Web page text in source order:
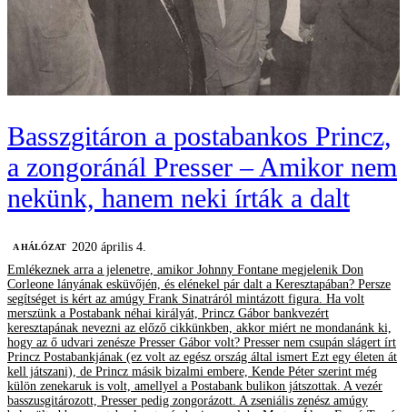
Basszgitáron a postabankos Princz,
a zongoránál Presser – Amikor nem
nekünk, hanem neki írták a dalt
A HÁLÓZAT 2020 április 4.
Emlékeznek arra a jelenetre, amikor Johnny Fontane megjelenik Don
Corleone lányának esküvőjén, és elénekel pár dalt a Keresztapában? Persze
segítséget is kért az amúgy Frank Sinatráról mintázott figura. Ha volt
merszünk a Postabank néhai királyát, Princz Gábor bankvezért
keresztapának nevezni az előző cikkünkben, akkor miért ne mondanánk ki,
hogy az ő udvari zenésze Presser Gábor volt? Presser nem csupán slágert írt
Princz Postabankjának (ez volt az egész ország által ismert Ezt egy életen át
kell játszani), de Princz másik bizalmi embere, Kende Péter szerint még
külön zenekaruk is volt, amellyel a Postabank bulikon játszottak. A vezér
basszusgitározott, Presser pedig zongorázott. A zseniális zenész amúgy